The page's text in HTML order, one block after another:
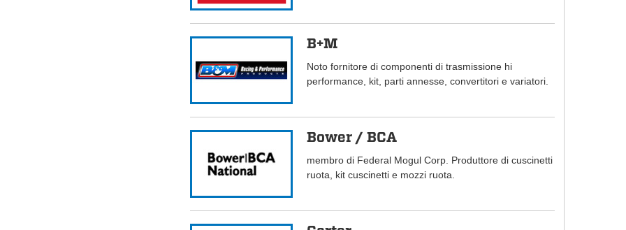
B+M
Noto fornitore di componenti di trasmissione hi
performance, kit, parti annesse, convertitori e variatori.
Bower / BCA
membro di Federal Mogul Corp. Produttore di cuscinetti
ruota, kit cuscinetti e mozzi ruota.